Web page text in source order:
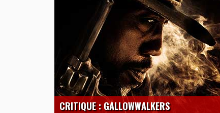
CRITIQUE : GALLOWWALKERS